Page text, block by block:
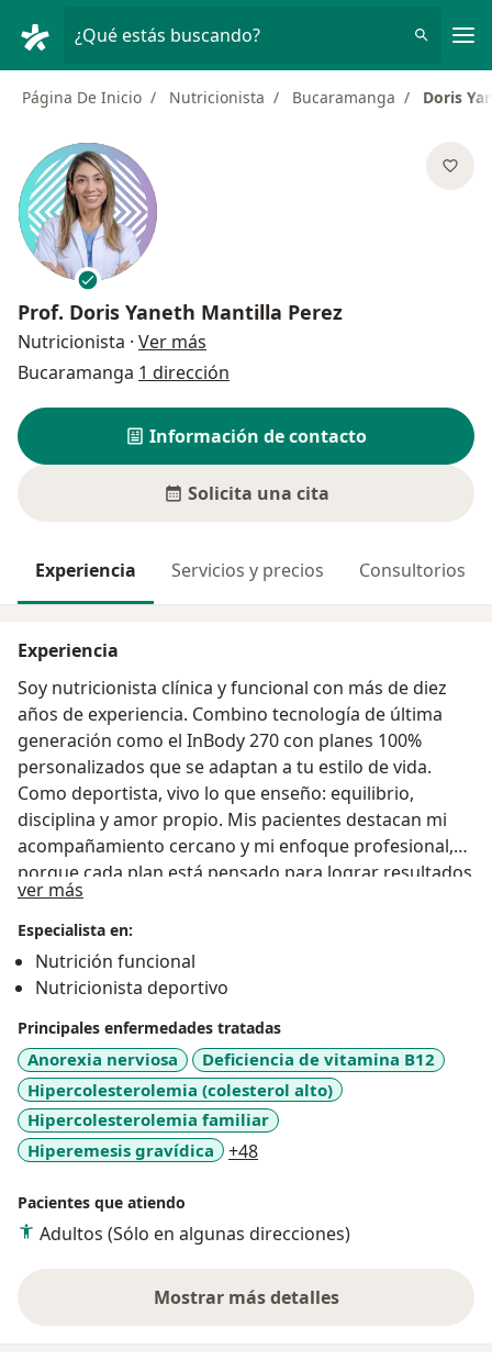
¿Qué estás buscando?
Página De Inicio Nutricionista Bucaramanga Doris
Prof. Doris Yaneth Mantilla Perez
Nutricionista · Ver más
Bucaramanga 1 dirección
Información de contacto
Solicita una cita
Experiencia Servicios y precios Consultorios
Experiencia
Soy nutricionista clínica y funcional con más de diez
años de experiencia. Combino tecnología de última
generación como el InBody 270 con planes 100%
personalizados que se adaptan a tu estilo de vida.
Como deportista, vivo lo que enseño: equilibrio,
disciplina y amor propio. Mis pacientes destacan mi
acompañamiento cercano y mi enfoque profesional,
porque cada plan está pensado para lograr resultados
reales y sostenibles.
ver más
Especialista en:
Nutrición funcional
Nutricionista deportivo
Principales enfermedades tratadas
Anorexia nerviosa
Deficiencia de vitamina B12
Hipercolesterolemia (colesterol alto)
Hipercolesterolemia familiar
Hiperemesis gravídica
+48a11y_sr_more_diseases
Pacientes que atiendo
Adultos (Sólo en algunas direcciones)
Mostrar más detalles
sobre la experiencia